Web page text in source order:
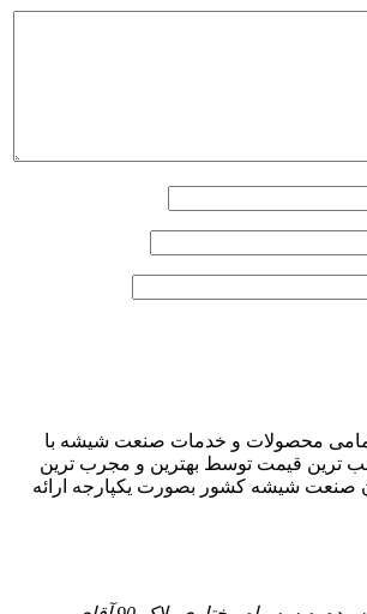
118 گلس تمامی محصولات و خدمات صنعت شیشه با
ترین قیمت توسط بهترین و مجرب ترین
صنعت شیشه کشور بصورت یکپارجه ارائه